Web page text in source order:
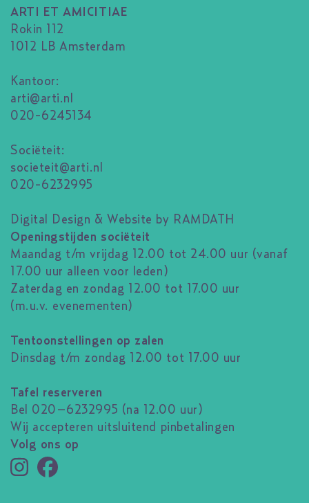
ARTI ET AMICITIAE
Rokin 112
1012 LB Amsterdam
Kantoor:
arti@arti.nl
020-6245134
Sociëteit:
societeit@arti.nl
020-6232995
Digital Design & Website by RAMDATH
Openingstijden sociëteit
Maandag t/m vrijdag 12.00 tot 24.00 uur (vanaf
17.00 uur alleen voor leden)
Zaterdag en zondag 12.00 tot 17.00 uur
(m.u.v. evenementen)
Tentoonstellingen op zalen
Dinsdag t/m zondag 12.00 tot 17.00 uur
Tafel reserveren
Bel 020–6232995 (na 12.00 uur)
Wij accepteren uitsluitend pinbetalingen
Volg ons op